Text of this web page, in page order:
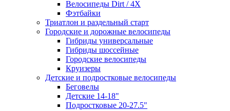
Велосипеды Dirt / 4X
Фэтбайки
Триатлон и раздельный старт
Городские и дорожные велосипеды
Гибриды универсальные
Гибриды шоссейные
Городские велосипеды
Круизеры
Детские и подростковые велосипеды
Беговелы
Детские 14-18"
Подростковые 20-27.5"